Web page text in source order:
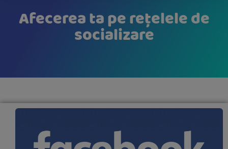
Afecerea ta pe rețelele de
socializare